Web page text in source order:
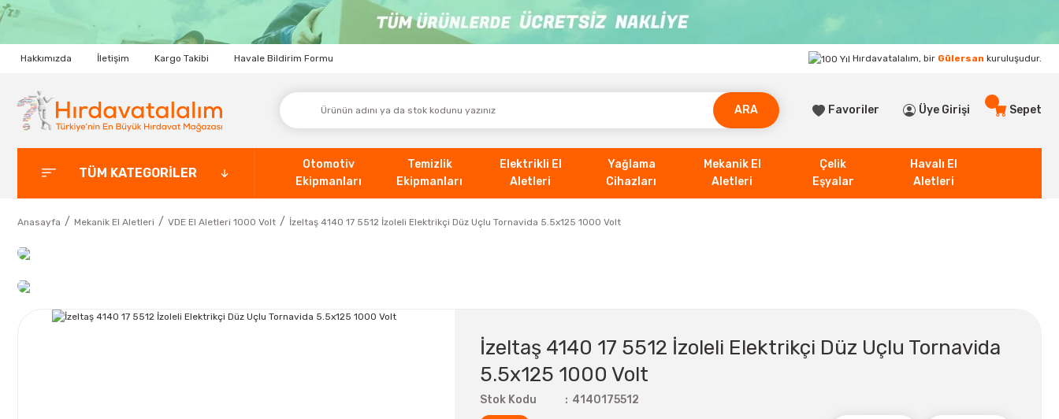
Hakkımızda İletişim Kargo Takibi Havale Bildirim Formu Hırdavatalalım, bir Gülersan kuruluşudur.
ARA Favoriler Üye Girişi Sepet
TÜM KATEGORİLER
Otomotiv
Ekipmanları
Temizlik
Ekipmanları
Elektrikli El
Aletleri
Yağlama
Cihazları
Mekanik El
Aletleri
Çelik
Eşyalar
Havalı El
Aletleri
Anasayfa Mekanik El Aletleri VDE El Aletleri 1000 Volt İzeltaş 4140 17 5512 İzoleli Elektrikçi Düz Uçlu Tornavida 5.5x125 1000 Volt
İzeltaş 4140 17 5512 İzoleli Elektrikçi Düz Uçlu Tornavida
5.5x125 1000 Volt
Stok Kodu 4140175512